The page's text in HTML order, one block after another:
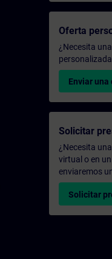
Oferta
¿Necesita
Enviar una
Solicitar
¿Necesita
virtual o en
enviaremos
Solicitar